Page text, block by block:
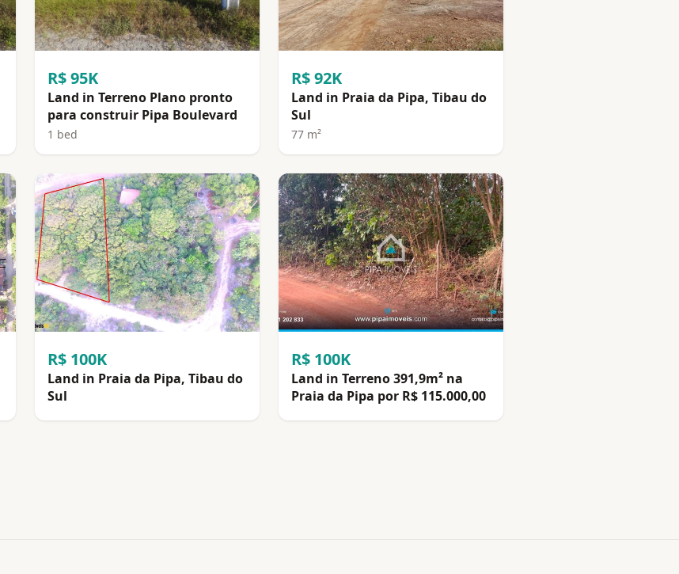
R$ 95K
Land in Terreno Plano pronto
para construir Pipa Boulevard
1 bed
R$ 92K
Land in Praia da Pipa, Tibau do
Sul
77 m²
R$ 100K
Land in Praia da Pipa, Tibau do
Sul
R$ 100K
Land in Terreno 391,9m² na
Praia da Pipa por R$ 115.000,00